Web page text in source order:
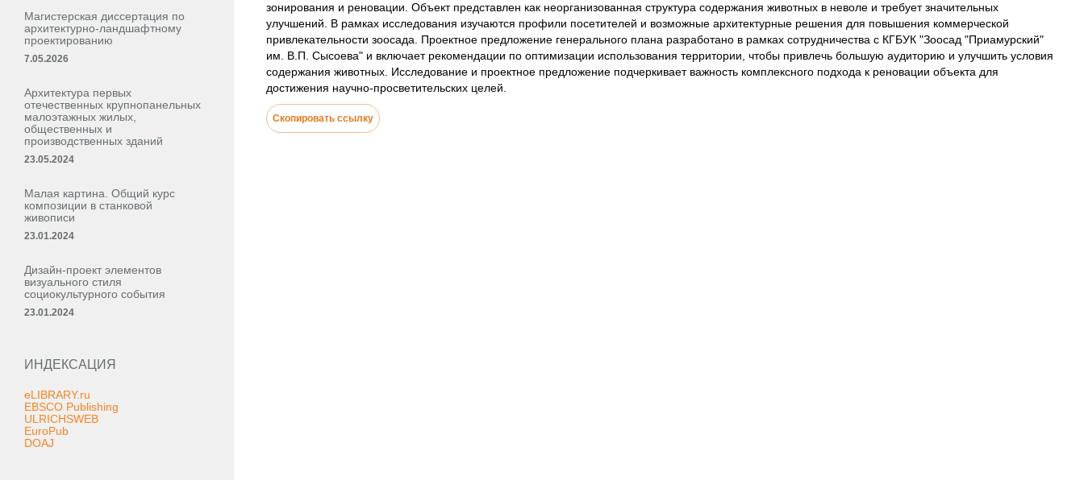
Магистерская диссертация по
архитектурно-ландшафтному
проектированию
7.05.2026
Архитектура первых
отечественных крупнопанельных
малоэтажных жилых,
общественных и
производственных зданий
23.05.2024
Малая картина. Общий курс
композиции в станковой
живописи
23.01.2024
Дизайн-проект элементов
визуального стиля
социокультурного события
23.01.2024
ИНДЕКСАЦИЯ
eLIBRARY.ru
EBSCO Publishing
ULRICHSWEB
EuroPub
DOAJ
зонирования и реновации. Объект представлен как неорганизованная структура содержания животных в неволе и требует значительных
улучшений. В рамках исследования изучаются профили посетителей и возможные архитектурные решения для повышения коммерческой
привлекательности зоосада. Проектное предложение генерального плана разработано в рамках сотрудничества с КГБУК "Зоосад "Приамурский"
им. В.П. Сысоева" и включает рекомендации по оптимизации использования территории, чтобы привлечь большую аудиторию и улучшить условия
содержания животных. Исследование и проектное предложение подчеркивает важность комплексного подхода к реновации объекта для
достижения научно-просветительских целей.
Скопировать ссылку